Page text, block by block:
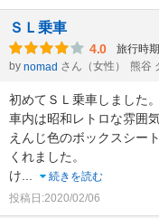
ＳＬ乗車
4.0 旅行時
by nomad さん（女性） 熊谷
初めてＳＬ乗車しました。
車内は昭和レトロな雰囲気
えんじ色のボックスシー
くれました。
け
続きを読む
投稿日:2020/02/06